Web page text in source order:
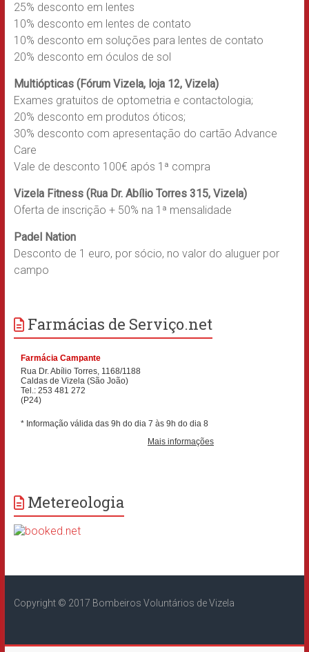
25% desconto em lentes
10% desconto em lentes de contato
10% desconto em soluções para lentes de contato
20% desconto em óculos de sol
Multiópticas (Fórum Vizela, loja 12, Vizela)
Exames gratuitos de optometria e contactologia;
20% desconto em produtos óticos;
30% desconto com apresentação do cartão Advance
Care
Vale de desconto 100€ após 1ª compra
Vizela Fitness (Rua Dr. Abílio Torres 315, Vizela)
Oferta de inscrição + 50% na 1ª mensalidade
Padel Nation
Desconto de 1 euro, por sócio, no valor do aluguer por
campo
Farmácias de Serviço.net
Metereologia
Copyright © 2017 Bombeiros Voluntários de Vizela